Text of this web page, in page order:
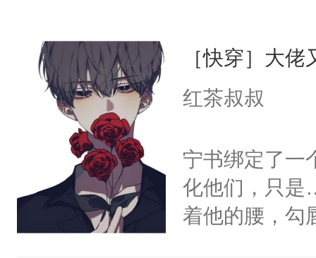
［快穿］大
红茶叔叔
宁书绑定了一
化他们，只是
着他的腰，勾